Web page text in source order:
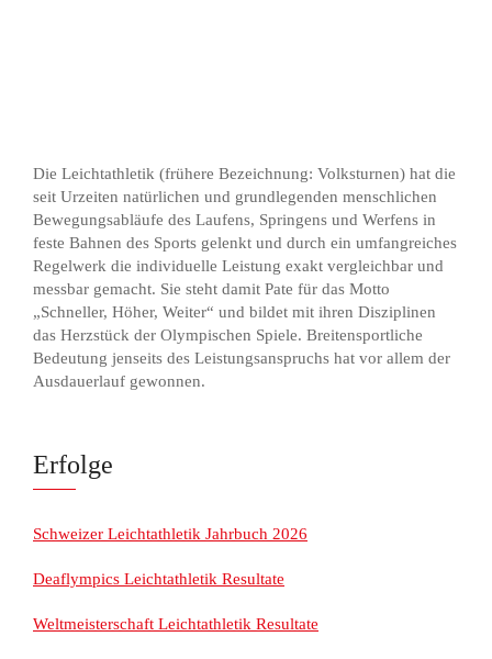
Die Leichtathletik (frühere Bezeichnung: Volksturnen) hat die
seit Urzeiten natürlichen und grundlegenden menschlichen
Bewegungsabläufe des Laufens, Springens und Werfens in
feste Bahnen des Sports gelenkt und durch ein umfangreiches
Regelwerk die individuelle Leistung exakt vergleichbar und
messbar gemacht. Sie steht damit Pate für das Motto
„Schneller, Höher, Weiter“ und bildet mit ihren Disziplinen
das Herzstück der Olympischen Spiele. Breitensportliche
Bedeutung jenseits des Leistungsanspruchs hat vor allem der
Ausdauerlauf gewonnen.
Erfolge
Schweizer Leichtathletik Jahrbuch 2026
Deaflympics Leichtathletik Resultate
Weltmeisterschaft Leichtathletik Resultate